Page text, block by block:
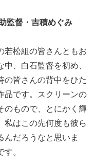
監督・吉積めぐみ
若松組の皆さんともお
、白石監督を初め、
の皆さんの背中をひた
品です。スクリーンの
のもので、とにかく輝
私はこの先何度も彼ら
んだろうなと思いま
。